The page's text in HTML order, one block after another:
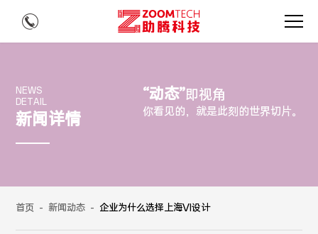
NEWS
DETAIL
新闻详情
“动态”即视角
你看见的，就是此刻的世界切片。
首页 - 新闻动态 - 企业为什么选择上海VI设计